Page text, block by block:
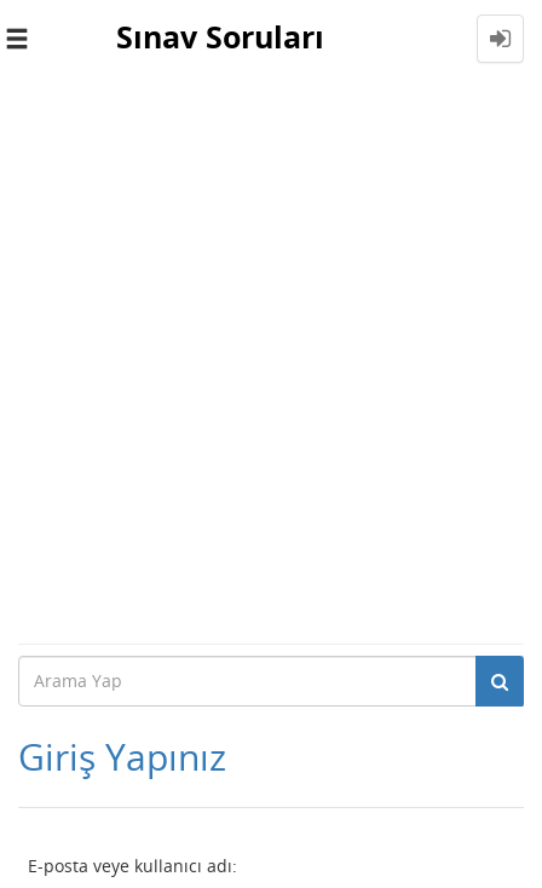
Toggle
Sınav Soruları
Giriş Yapınız
E-posta veye kullanıcı adı: